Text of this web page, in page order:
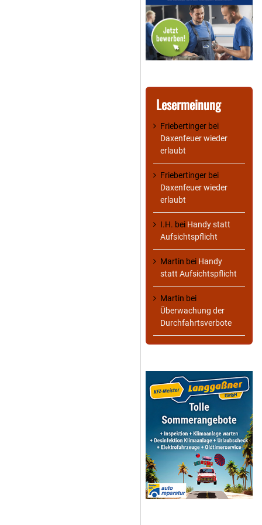
Lesermeinung
Friebertinger bei
Daxenfeuer wieder
erlaubt
Friebertinger bei
Daxenfeuer wieder
erlaubt
I.H. bei Handy statt
Aufsichtspflicht
Martin bei Handy
statt Aufsichtspflicht
Martin bei
Überwachung der
Durchfahrtsverbote